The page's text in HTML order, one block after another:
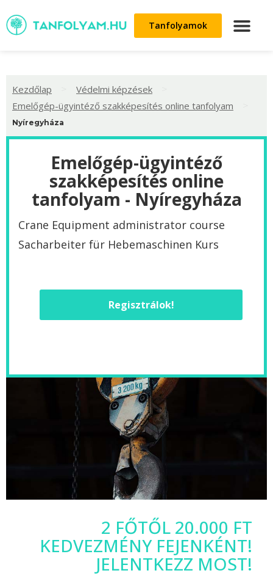
Tanfolyamok
Kezdőlap Védelmi képzések
Emelőgép-ügyintéző szakképesítés online tanfolyam
Nyíregyháza
Emelőgép-ügyintéző
szakképesítés online
tanfolyam - Nyíregyháza
Crane Equipment administrator course
Sacharbeiter für Hebemaschinen Kurs
Regisztrálok!
2 FŐTŐL 20.000 FT
KEDVEZMÉNY FEJENKÉNT!
JELENTKEZZ MOST!